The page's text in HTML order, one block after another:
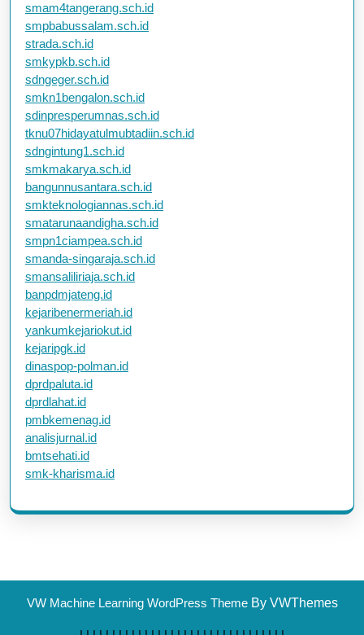
smam4tangerang.sch.id
smpbabussalam.sch.id
strada.sch.id
smkypkb.sch.id
sdngeger.sch.id
smkn1bengalon.sch.id
sdinpresperumnas.sch.id
tknu07hidayatulmubtadiin.sch.id
sdngintung1.sch.id
smkmakarya.sch.id
bangunnusantara.sch.id
smkteknologiannas.sch.id
smatarunaandigha.sch.id
smpn1ciampea.sch.id
smanda-singaraja.sch.id
smansaliliriaja.sch.id
banpdmjateng.id
kejaribenermeriah.id
yankumkejariokut.id
kejaripgk.id
dinaspop-polman.id
dprdpaluta.id
dprdlahat.id
pmbkemenag.id
analisjurnal.id
bmtsehati.id
smk-kharisma.id
VW Machine Learning WordPress ThemeBy VWThemes